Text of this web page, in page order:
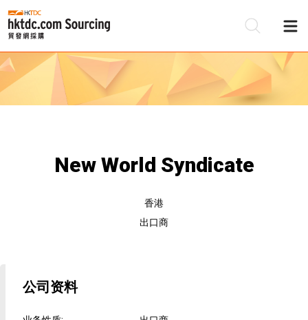
New World Syndicate
香港
出口商
公司资料